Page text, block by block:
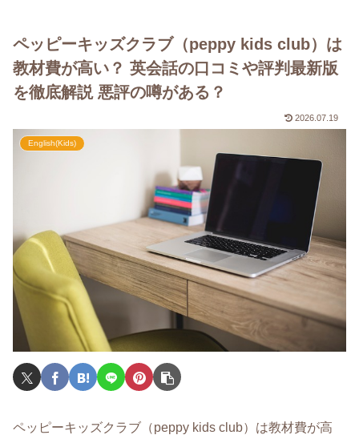
ペッピーキッズクラブ（peppy kids club）は
教材費が高い？ 英会話の口コミや評判最新版
を徹底解説 悪評の噂がある？
2026.07.19
English(Kids)
ペッピーキッズクラブ（peppy kids club）は教材費が高